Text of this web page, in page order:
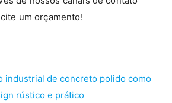
um orçamento!
industrial de concreto polido como
rústico e prático